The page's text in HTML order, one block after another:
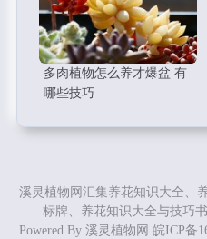
多肉植物怎么养才爆盆 有
哪些技巧
溪灵植物网汇集养花知识大全、
标牌、养花知识大全与技巧
Powered By溪灵植物网 皖ICP备